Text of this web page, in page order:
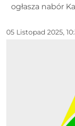
ogłasza nabór
05 Listopad 2025,